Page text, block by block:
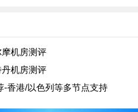
机房测评
机房测评
-香港/以色列等多节点支持